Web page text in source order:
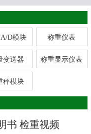
D模块 称重仪表
变送器 称重显示仪表
秤模块
书 检重视频